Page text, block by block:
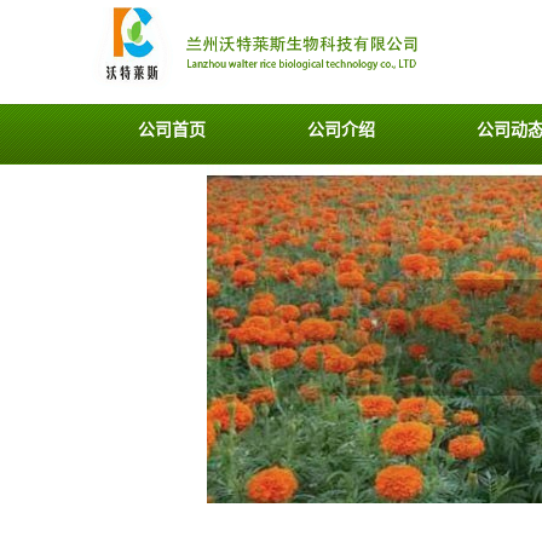
公司首页 公司介绍 公司动